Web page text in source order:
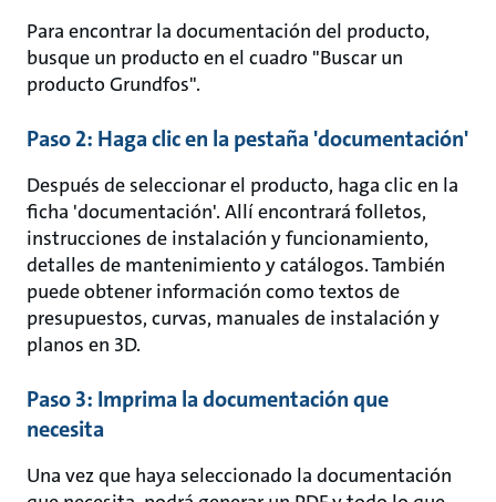
Para encontrar la documentación del producto,
busque un producto en el cuadro "Buscar un
producto Grundfos".
Paso 2: Haga clic en la pestaña 'documentación'
Después de seleccionar el producto, haga clic en la
ficha 'documentación'. Allí encontrará folletos,
instrucciones de instalación y funcionamiento,
detalles de mantenimiento y catálogos. También
puede obtener información como textos de
presupuestos, curvas, manuales de instalación y
planos en 3D.
Paso 3: Imprima la documentación que
necesita
Una vez que haya seleccionado la documentación